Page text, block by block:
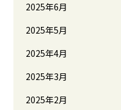
2025年6月
2025年5月
2025年4月
2025年3月
2025年2月